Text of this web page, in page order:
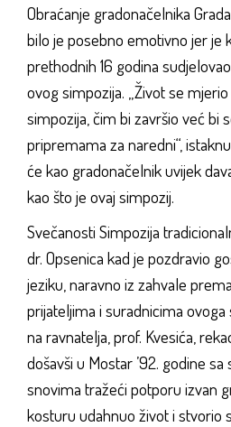
Obraćanje gradonačelnika
bilo je posebno emotivno jer je
prethodnih 16 godina
ovog simpozija. „Život se
simpozija, čim bi završio već bi
pripremama za naredni“,
će kao gradonačelnik uvijek
kao što je ovaj simpozij.
Svečanosti Simpozija
dr. Opsenica kad je pozdravio
jeziku, naravno iz zahvale
prijateljima i suradnicima ovoga
na ravnatelja, prof. Kvesića,
došavši u Mostar ’92. godine
snovima tražeći potporu izvan
kosturu udahnuo život i